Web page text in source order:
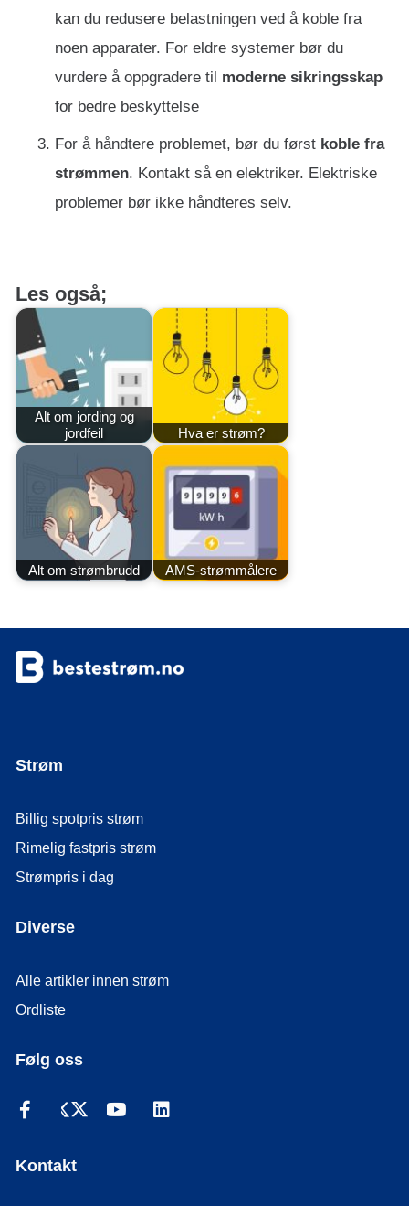
kan du redusere belastningen ved å koble fra
noen apparater. For eldre systemer bør du
vurdere å oppgradere til moderne sikringsskap
for bedre beskyttelse
For å håndtere problemet, bør du først koble fra
strømmen. Kontakt så en elektriker. Elektriske
problemer bør ikke håndteres selv.
Les også;
Alt om jording og
jordfeil
Hva er strøm?
Alt om strømbrudd AMS-strømmålere
Strøm
Billig spotpris strøm
Rimelig fastpris strøm
Strømpris i dag
Diverse
Alle artikler innen strøm
Ordliste
Følg oss
Kontakt